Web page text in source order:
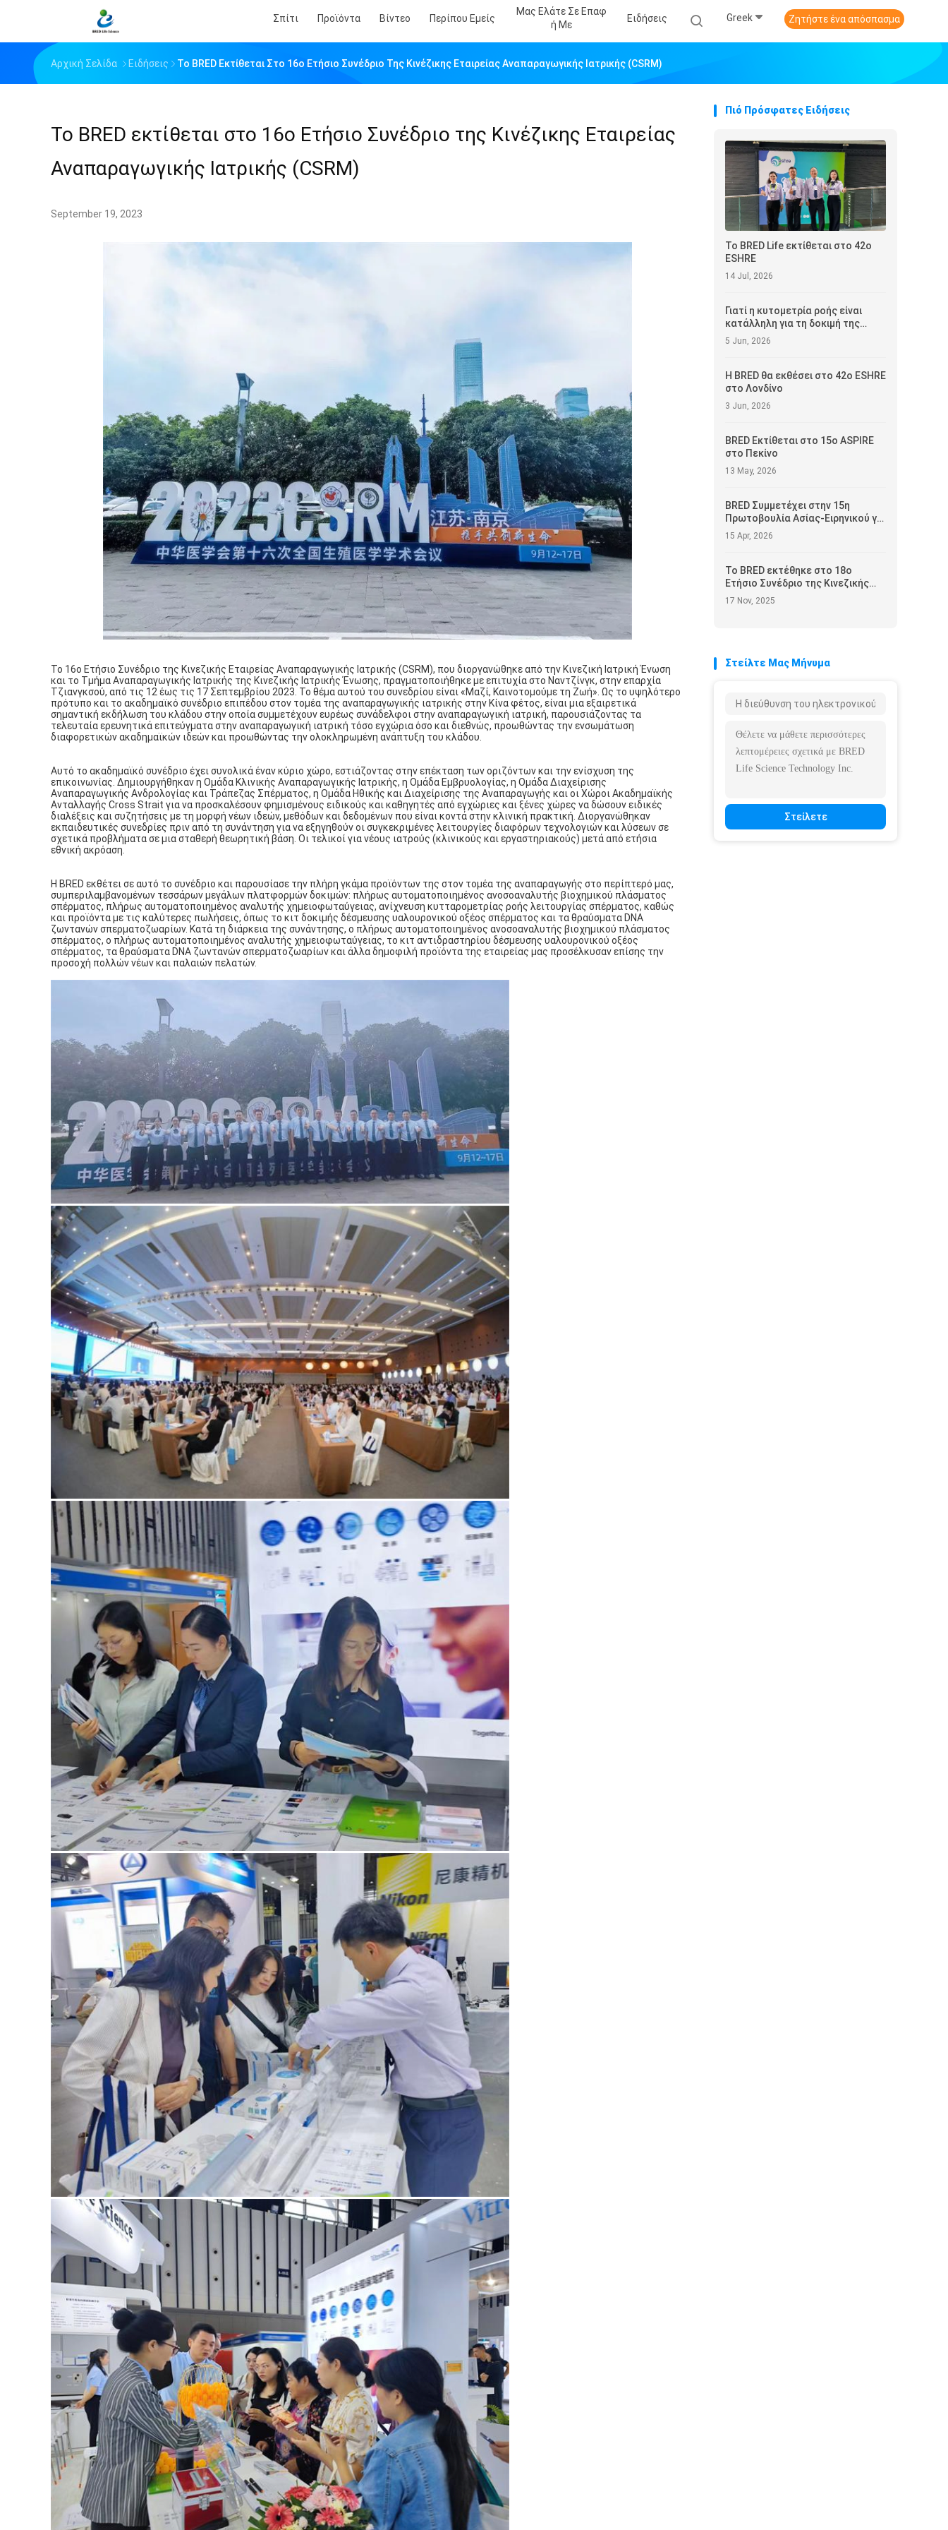
Σπίτι Προϊόντα Βίντεο Περίπου Εμείς
Μας Ελάτε Σε Επαφ
Ή Με
Ειδήσεις Greek Ζητήστε ένα απόσπασμα
Αρχική Σελίδα Ειδήσεις Το BRED Εκτίθεται Στο 16ο Ετήσιο Συνέδριο Της Κινέζικης Εταιρείας Αναπαραγωγικής Ιατρικής (CSRM)
Το BRED εκτίθεται στο 16ο Ετήσιο Συνέδριο της Κινέζικης Εταιρείας
Αναπαραγωγικής Ιατρικής (CSRM)
September 19, 2023
Το 16ο Ετήσιο Συνέδριο της Κινεζικής Εταιρείας Αναπαραγωγικής Ιατρικής (CSRM), που διοργανώθηκε από την Κινεζική Ιατρική Ένωση
και το Τμήμα Αναπαραγωγικής Ιατρικής της Κινεζικής Ιατρικής Ένωσης, πραγματοποιήθηκε με επιτυχία στο Ναντζίνγκ, στην επαρχία
Τζιανγκσού, από τις 12 έως τις 17 Σεπτεμβρίου 2023. Το θέμα αυτού του συνεδρίου είναι «Μαζί, Καινοτομούμε τη Ζωή». Ως το υψηλότερο
πρότυπο και το ακαδημαϊκό συνέδριο επιπέδου στον τομέα της αναπαραγωγικής ιατρικής στην Κίνα φέτος, είναι μια εξαιρετικά
σημαντική εκδήλωση του κλάδου στην οποία συμμετέχουν ευρέως συνάδελφοι στην αναπαραγωγική ιατρική, παρουσιάζοντας τα
τελευταία ερευνητικά επιτεύγματα στην αναπαραγωγική ιατρική τόσο εγχώρια όσο και διεθνώς, προωθώντας την ενσωμάτωση
διαφορετικών ακαδημαϊκών ιδεών και προωθώντας την ολοκληρωμένη ανάπτυξη του κλάδου.
Αυτό το ακαδημαϊκό συνέδριο έχει συνολικά έναν κύριο χώρο, εστιάζοντας στην επέκταση των οριζόντων και την ενίσχυση της
επικοινωνίας. Δημιουργήθηκαν η Ομάδα Κλινικής Αναπαραγωγικής Ιατρικής, η Ομάδα Εμβρυολογίας, η Ομάδα Διαχείρισης
Αναπαραγωγικής Ανδρολογίας και Τράπεζας Σπέρματος, η Ομάδα Ηθικής και Διαχείρισης της Αναπαραγωγής και οι Χώροι Ακαδημαϊκής
Ανταλλαγής Cross Strait για να προσκαλέσουν φημισμένους ειδικούς και καθηγητές από εγχώριες και ξένες χώρες να δώσουν ειδικές
διαλέξεις και συζητήσεις με τη μορφή νέων ιδεών, μεθόδων και δεδομένων που είναι κοντά στην κλινική πρακτική. Διοργανώθηκαν
εκπαιδευτικές συνεδρίες πριν από τη συνάντηση για να εξηγηθούν οι συγκεκριμένες λειτουργίες διαφόρων τεχνολογιών και λύσεων σε
σχετικά προβλήματα σε μια σταθερή θεωρητική βάση. Οι τελικοί για νέους ιατρούς (κλινικούς και εργαστηριακούς) μετά από ετήσια
εθνική ακρόαση.
Η BRED εκθέτει σε αυτό το συνέδριο και παρουσίασε την πλήρη γκάμα προϊόντων της στον τομέα της αναπαραγωγής στο περίπτερό μας,
συμπεριλαμβανομένων τεσσάρων μεγάλων πλατφορμών δοκιμών: πλήρως αυτοματοποιημένος ανοσοαναλυτής βιοχημικού πλάσματος
σπέρματος, πλήρως αυτοματοποιημένος αναλυτής χημειοφωταύγειας, ανίχνευση κυτταρομετρίας ροής λειτουργίας σπέρματος, καθώς
και προϊόντα με τις καλύτερες πωλήσεις, όπως το κιτ δοκιμής δέσμευσης υαλουρονικού οξέος σπέρματος και τα θραύσματα DNA
ζωντανών σπερματοζωαρίων. Κατά τη διάρκεια της συνάντησης, ο πλήρως αυτοματοποιημένος ανοσοαναλυτής βιοχημικού πλάσματος
σπέρματος, ο πλήρως αυτοματοποιημένος αναλυτής χημειοφωταύγειας, το κιτ αντιδραστηρίου δέσμευσης υαλουρονικού οξέος
σπέρματος, τα θραύσματα DNA ζωντανών σπερματοζωαρίων και άλλα δημοφιλή προϊόντα της εταιρείας μας προσέλκυσαν επίσης την
προσοχή πολλών νέων και παλαιών πελατών.
Πιό Πρόσφατες Ειδήσεις
Το BRED Life εκτίθεται στο 42ο
ESHRE
14 Jul, 2026
Γιατί η κυτομετρία ροής είναι
κατάλληλη για τη δοκιμή της
λειτουργίας του σπέρματος
5 Jun, 2026
Η BRED θα εκθέσει στο 42ο ESHRE
στο Λονδίνο
3 Jun, 2026
BRED Εκτίθεται στο 15ο ASPIRE
στο Πεκίνο
13 May, 2026
BRED Συμμετέχει στην 15η
Πρωτοβουλία Ασίας-Ειρηνικού για
την Αναπαραγωγή (ASPIRE 2026)
15 Apr, 2026
Το BRED εκτέθηκε στο 18ο
Ετήσιο Συνέδριο της Κινεζικής
Εταιρείας Αναπαραγωγικής
Ιατρικής (CSRM)
17 Nov, 2025
Στείλτε Μας Μήνυμα
Στείλετε